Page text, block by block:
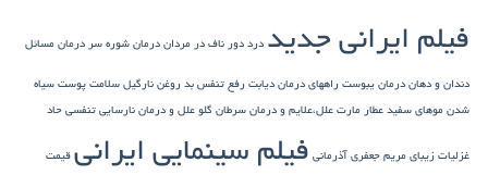
فیلم ایرانی جدید درد دور ناف در مردان درمان شوره سر درمان مسائل
دندان و دهان درمان یبوست راههای درمان دیابت رفع تنفس بد روغن نارگیل سلامت پوست سیاه
شدن موهای سفید عطار مارت علل،علایم و درمان سرطان گلو علل و درمان نارسایی تنفسی حاد
غزلیات زیبای مریم جعفری آذرمانی فیلم سینمایی ایرانی قیمت